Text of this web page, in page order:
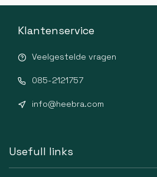
Klantenservice
Veelgestelde vragen
085-2121757
info@heebra.com
Usefull links